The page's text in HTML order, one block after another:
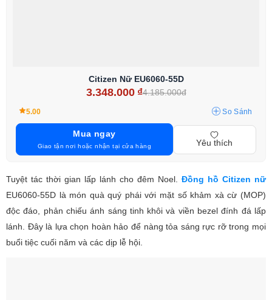
Citizen Nữ EU6060-55D
3.348.000 ₫4.185.000đ
5.00 So Sánh
Mua ngay
Giao tận nơi hoặc nhận tại cửa hàng Yêu thích
Tuyệt tác thời gian lấp lánh cho đêm Noel. Đồng hồ Citizen nữ
EU6060-55D là món quà quý phái với mặt số khảm xà cừ (MOP)
độc đáo, phản chiếu ánh sáng tinh khôi và viền bezel đính đá lấp
lánh. Đây là lựa chọn hoàn hảo để nàng tỏa sáng rực rỡ trong mọi
buổi tiệc cuối năm và các dịp lễ hội.